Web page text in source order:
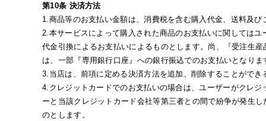
第10条 決済方法
1.商品等のお支払い金額は、消費税を含む購入代金、送料及
2.本サービスによって購入された商品のお支払いに関しては
代金引換によるお支払いによるものとします。尚、『受注生
は、一部『専用銀行口座』への銀行振込でのお支払いとなりま
3.当店は、前項に定める決済方法を追加、削除することができ
4.クレジットカードでのお支払いの場合は、ユーザーがクレ
ーと当該クレジットカード会社等第三者との間で紛争が発生
のとします。